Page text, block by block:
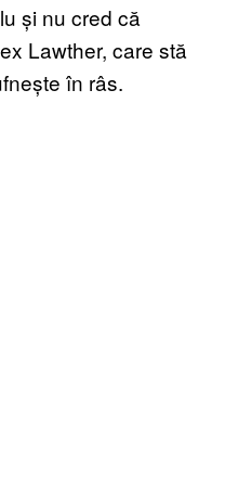
și nu cred că
Lawther, care stă
în râs.